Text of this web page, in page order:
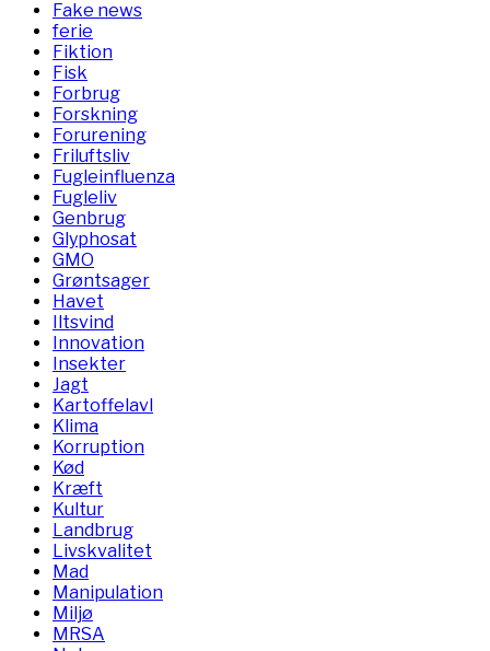
Fake news
ferie
Fiktion
Fisk
Forbrug
Forskning
Forurening
Friluftsliv
Fugleinfluenza
Fugleliv
Genbrug
Glyphosat
GMO
Grøntsager
Havet
Iltsvind
Innovation
Insekter
Jagt
Kartoffelavl
Klima
Korruption
Kød
Kræft
Kultur
Landbrug
Livskvalitet
Mad
Manipulation
Miljø
MRSA